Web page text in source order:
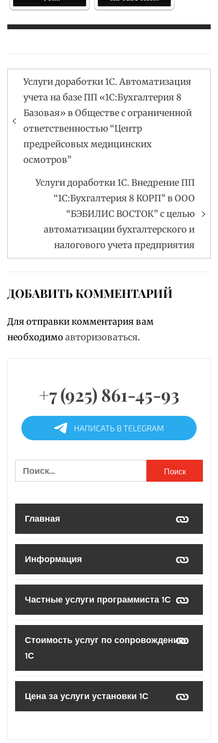
Навигация
по
записям
Услуги доработки 1С. Автоматизация
учета на базе ПП «1С:Бухгалтерия 8
Базовая» в Обществе с ограниченной
ответственностью “Центр
предрейсовых медицинских
осмотров”
Услуги доработки 1С. Внедрение ПП
“1С:Бухгалтерия 8 КОРП” в ООО
“БЭБИЛИС ВОСТОК” с целью
автоматизации бухгалтерского и
налогового учета предприятия
ДОБАВИТЬ КОММЕНТАРИЙ
Для отправки комментария вам
необходимо авторизоваться.
+7 (925) 861-45-93
Найти:
Главная
Информация
Частные услуги программиста 1С
Стоимость услуг по сопровождению
1С
Цена за услуги установки 1С